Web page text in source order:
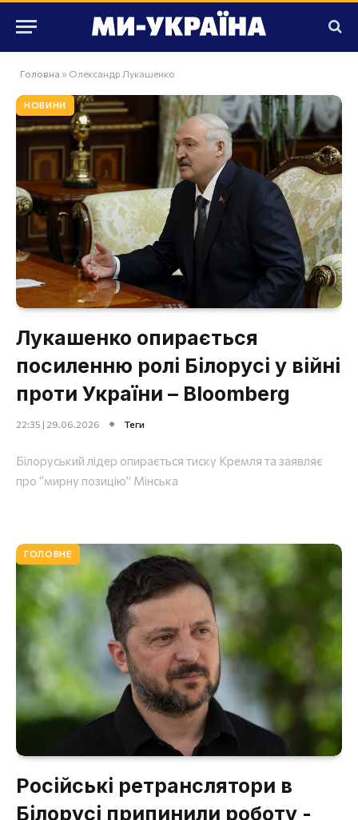
Головна » Олександр Лукашенко
НОВИНИ
Лукашенко опирається
посиленню ролі Білорусі у війні
проти України – Bloomberg
22:35 | 29.06.2026 Теги
Білоруський лідер опирається тиску Кремля та заявляє
про “мирну позицію” Мінська
ГОЛОВНЕ
Російські ретранслятори в
Білорусі припинили роботу -